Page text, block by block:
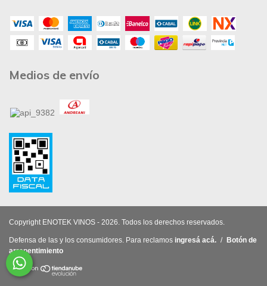
Medios de envío
Copyright ENOTEK VINOS - 2026. Todos los derechos reservados.
Defensa de las y los consumidores. Para reclamos ingresá acá. / Botón de
arrepentimiento